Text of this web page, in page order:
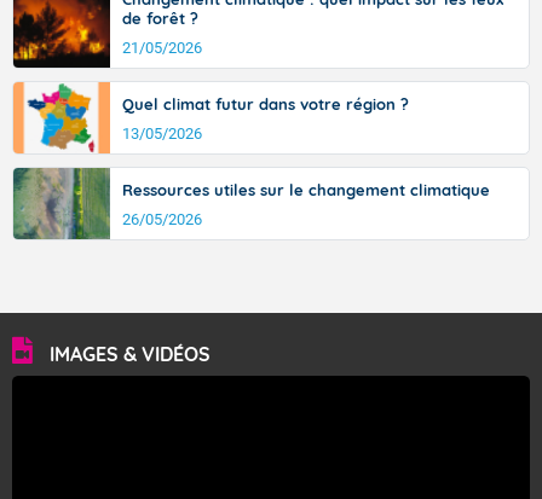
de forêt ?
21/05/2026
Quel climat futur dans votre région ?
13/05/2026
Ressources utiles sur le changement climatique
26/05/2026
IMAGES & VIDÉOS